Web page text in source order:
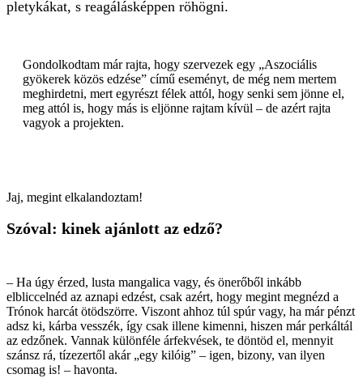
pletykákat, s reagálásképpen röhögni.
Gondolkodtam már rajta, hogy szervezek egy „Aszociális
gyökerek közös edzése” című eseményt, de még nem mertem
meghirdetni, mert egyrészt félek attól, hogy senki sem jönne el,
meg attól is, hogy más is eljönne rajtam kívül – de azért rajta
vagyok a projekten.
Jaj, megint elkalandoztam!
Szóval: kinek ajánlott az edző?
– Ha úgy érzed, lusta mangalica vagy, és önerőből inkább
elbliccelnéd az aznapi edzést, csak azért, hogy megint megnézd a
Trónok harcát ötödszörre. Viszont ahhoz túl spúr vagy, ha már pénzt
adsz ki, kárba vesszék, így csak illene kimenni, hiszen már perkáltál
az edzőnek. Vannak különféle árfekvések, te döntöd el, mennyit
szánsz rá, tízezertől akár „egy kilóig” – igen, bizony, van ilyen
csomag is! – havonta.